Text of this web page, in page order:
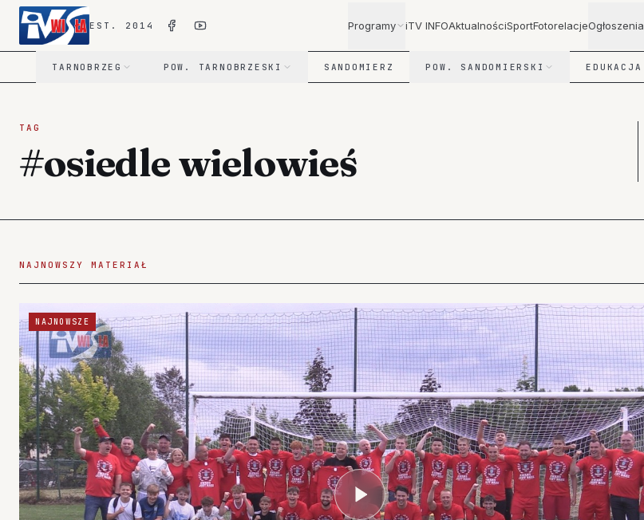
EST. 2014 Programy iTV INFOAktualnościSportFotorelacjeOgłoszenia
TARNOBRZEG POW. TARNOBRZESKI SANDOMIERZ POW. SANDOMIERSKI EDUKACJA
TAG
#osiedle wielowieś
NAJNOWSZY MATERIAŁ
NAJNOWSZE